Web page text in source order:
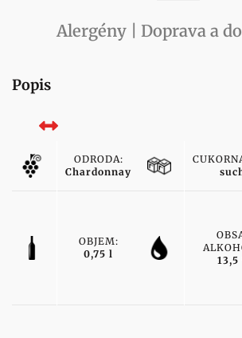
Alergény | Doprava a
Popis
ODRODA:
Chardonnay
OBJEM:
0,75 l
13,5